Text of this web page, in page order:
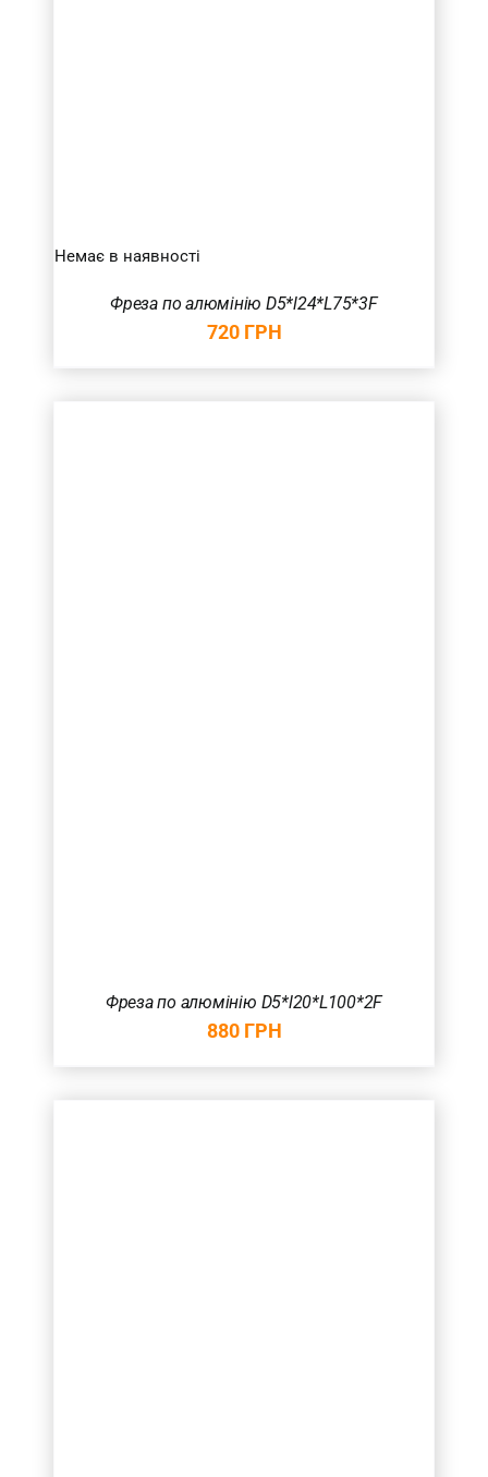
Немає в наявності
Фреза по алюмінію D5*l24*L75*3F
720 ГРН
Фреза по алюмінію D5*l20*L100*2F
880 ГРН